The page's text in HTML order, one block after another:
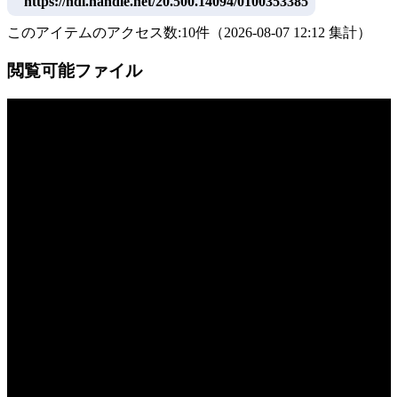
このアイテムのアクセス数:10件 （2026-08-07 12:12 集計）
閲覧可能ファイル